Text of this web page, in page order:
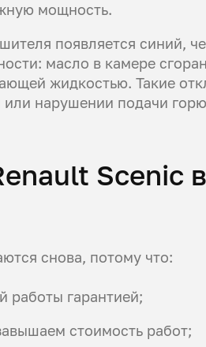
мощность.
появляется синий,
масло в камере
жидкостью. Такие
нарушении подачи
Scenic
снова, потому что:
работы гарантией;
стоимость работ;